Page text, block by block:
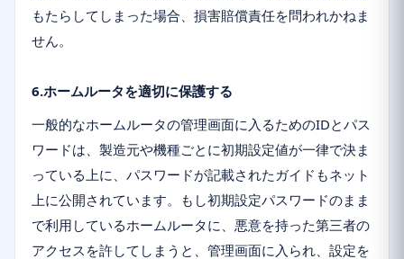
もたらしてしまった場合、損害賠償責任を問われかねま
せん。
6.ホームルータを適切に保護する
一般的なホームルータの管理画面に入るためのIDとパス
ワードは、製造元や機種ごとに初期設定値が一律で決ま
っている上に、パスワードが記載されたガイドもネット
上に公開されています。もし初期設定パスワードのまま
で利用しているホームルータに、悪意を持った第三者の
アクセスを許してしまうと、管理画面に入られ、設定を